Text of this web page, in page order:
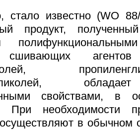
стало известно (WO
продукт,
сшивающих
свойствами, в
При необходимости
в обычном